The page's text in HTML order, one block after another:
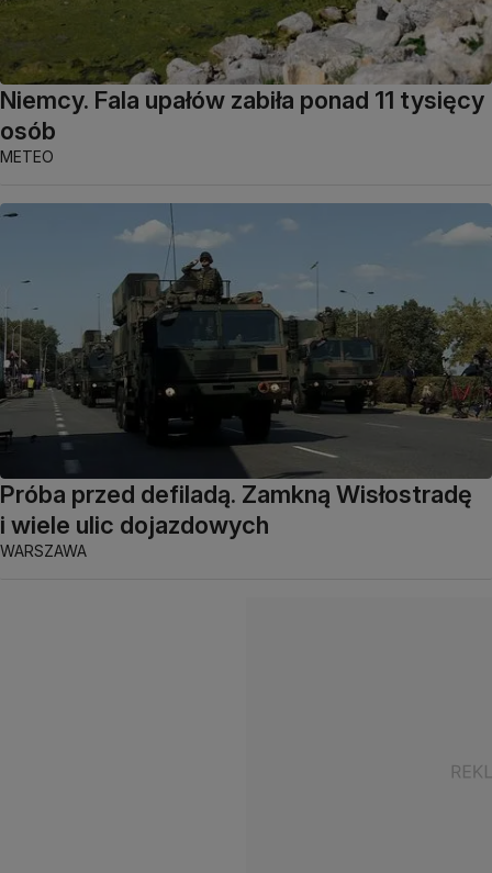
Niemcy. Fala upałów zabiła ponad 11 tysięcy
osób
METEO
Próba przed defiladą. Zamkną Wisłostradę
i wiele ulic dojazdowych
WARSZAWA